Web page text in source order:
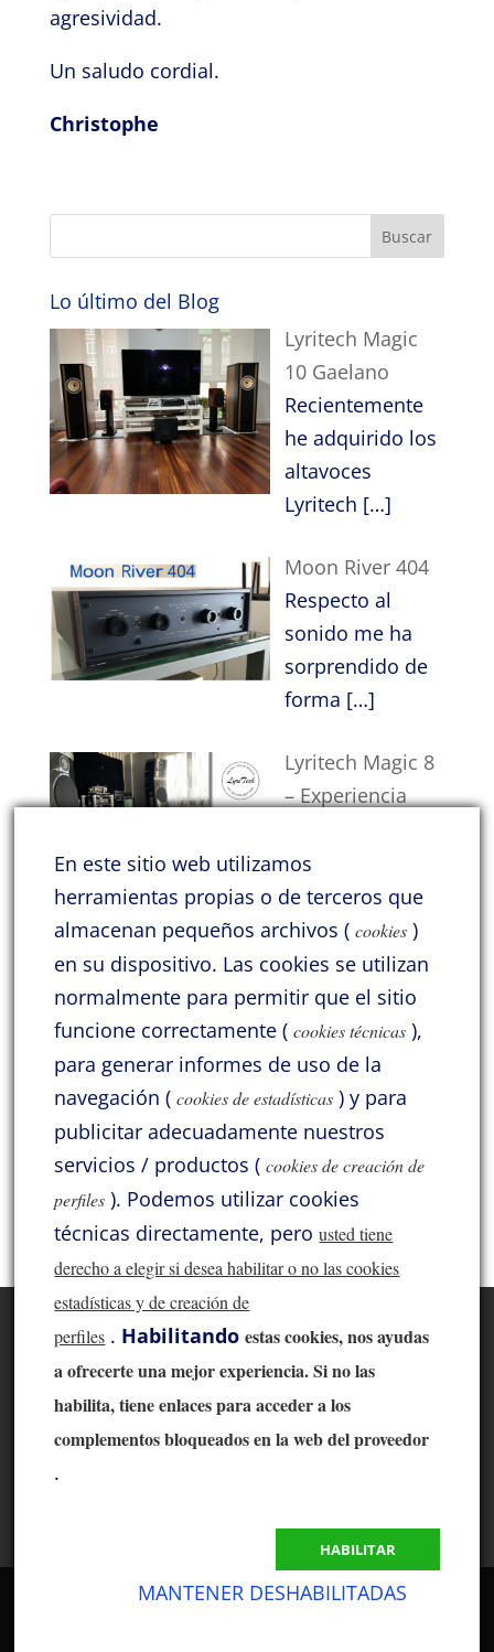
agresividad.
Un saludo cordial.
Christophe
Lo último del Blog
Lyritech Magic
10 Gaelano
Recientemente
he adquirido los
altavoces
Lyritech […]
Moon River 404
Respecto al
sonido me ha
sorprendido de
forma […]
Lyritech Magic 8
– Experiencia
casa
Tengo la satisfacción de contar con a
amistad de […]
Categorías
Acoustic Signature Acrolink Atlas Audio Solutions
Benz Micro Cayin General Hana HiDiamond
KLH Lyritech Cables
Lyritech Loudspeakers Moonriver Pass Labs ProAc
SME Solid Tech Sorane Thivan Varios
Xindak Varios
En este sitio web utilizamos
herramientas propias o de terceros que
almacenan pequeños archivos (cookies )
en su dispositivo. Las cookies se utilizan
normalmente para permitir que el sitio
funcione correctamente (cookies técnicas ),
para generar informes de uso de la
navegación (cookies de estadísticas ) y para
publicitar adecuadamente nuestros
servicios / productos (cookies de creación de
perfiles ). Podemos utilizar cookies
técnicas directamente, perousted tiene
derecho a elegir si desea habilitar o no las cookies
estadísticas y de creación de
perfiles . Habilitando estas cookies, nos ayudas
a ofrecerte una mejor experiencia. Si no las
habilita, tiene enlaces para acceder a los
complementos bloqueados en la web del proveedor
.
HABILITAR
MANTENER DESHABILITADAS